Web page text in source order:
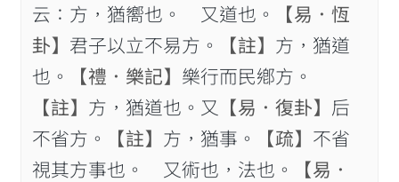
云：方，猶嚮也。 又道也。
【易．恆
卦】 君子以立不易方。 【註】 方，猶道
也。
【禮．樂記】 樂行而民鄕方。
【註】 方，猶道也。又 【易．復卦】 后
不省方。
【註】 方，猶事。 【疏】 不省
視其方事也。 又術也，法也。
【易．